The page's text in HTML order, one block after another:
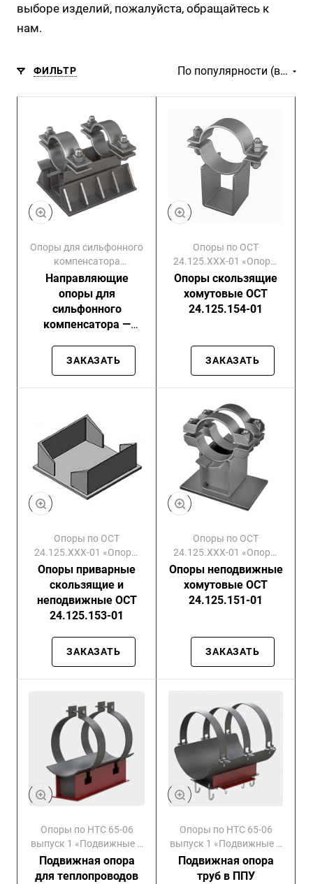
выборе изделий, пожалуйста, обращайтесь к
нам.
ФИЛЬТР По популярности (возрастание)
Опоры для сильфонного
компенсатора
(Направляющие)
Направляющие
опоры для
сильфонного
компенсатора —
соответствии с
вашими чертежами
ЗАКАЗАТЬ
Опоры по ОСТ
24.125.ХХХ-01 «Опоры
скользящие»
Опоры скользящие
хомутовые ОСТ
24.125.154-01
ЗАКАЗАТЬ
Опоры по ОСТ
24.125.ХХХ-01 «Опоры
скользящие»
Опоры приварные
скользящие и
неподвижные ОСТ
24.125.153-01
ЗАКАЗАТЬ
Опоры по ОСТ
24.125.ХХХ-01 «Опоры
скользящие»
Опоры неподвижные
хомутовые ОСТ
24.125.151-01
ЗАКАЗАТЬ
Опоры по НТС 65-06
выпуск 1 «Подвижные и
направляющие»
Подвижная опора
для теплопроводов
Опоры по НТС 65-06
выпуск 1 «Подвижные и
направляющие»
Подвижная опора
труб в ППУ